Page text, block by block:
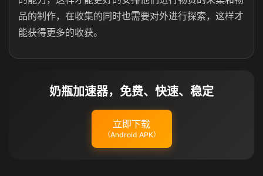
品的制作，在收集的同时也需要对外进行探索，这样才
能获得更多的收获。
奶瓶加速器，免费、快速、稳定
立即下载
（Android APK）